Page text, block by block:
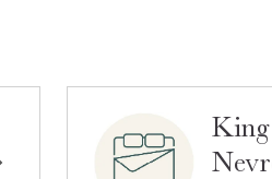
King